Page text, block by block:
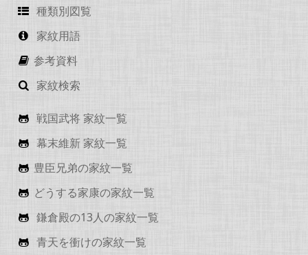
種類別図覧
家紋用語
参考資料
家紋検索
戦国武将 家紋一覧
幕末維新 家紋一覧
豊臣兄弟の家紋一覧
どうする家康の家紋一覧
鎌倉殿の13人の家紋一覧
青天を衝けの家紋一覧